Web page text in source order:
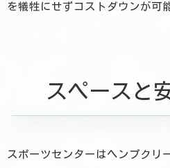
を犠牲にせずコストダウンが可
スペースと
スポーツセンターはヘンプクリ